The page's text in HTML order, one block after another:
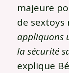
majeure
de sextoys
appliquons
la sécurité
explique